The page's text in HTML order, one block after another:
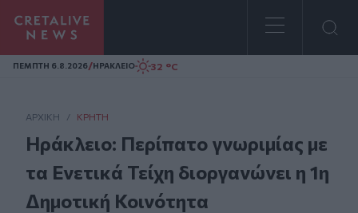
Homepage
ΠΕΜΠΤΗ 6.8.2026/ΗΡΑΚΛΕΙΟ 32 °C
ΑΡΧΙΚΗ / ΚΡΉΤΗ
Ηράκλειο: Περίπατο γνωριμίας με
τα Ενετικά Τείχη διοργανώνει η 1η
Δημοτική Κοινότητα